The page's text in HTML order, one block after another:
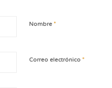
Nombre *
Correo electrónico *